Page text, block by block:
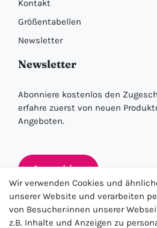
Kontakt
Größentabellen
Newsletter
Newsletter
Abonniere kostenlos den
erfahre zuerst von neuen
Angeboten.
Anmelden
Wir verwenden Cookies und
unserer Website und verarbeiten
von Besucher:innen unserer
z.B. Inhalte und Anzeigen zu